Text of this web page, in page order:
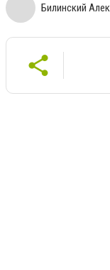
Билинский